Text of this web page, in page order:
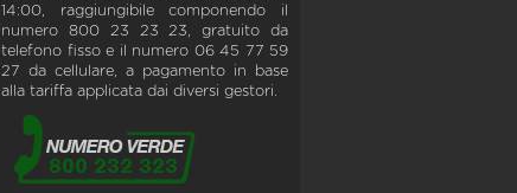
14:00, raggiungibile componendo il
numero 800 23 23 23, gratuito da
telefono fisso e il numero 06 45 77 59
27 da cellulare, a pagamento in base
alla tariffa applicata dai diversi gestori.